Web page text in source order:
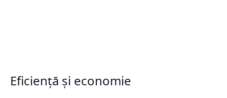
Eficiență și economie